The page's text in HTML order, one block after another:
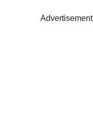
Advertisement